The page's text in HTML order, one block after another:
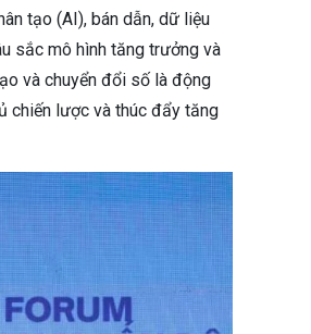
tạo (AI), bán dẫn, dữ liệu
sắc mô hình tăng trưởng và
và chuyển đổi số là động
chiến lược và thúc đẩy tăng